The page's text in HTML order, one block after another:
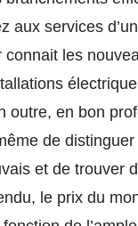
aux services
connait les
outre, en bon
de
et de trouver
le prix du